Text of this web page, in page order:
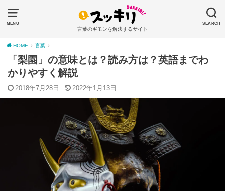
MENU SEARCH
言葉のギモンを解決するサイト
HOME 言葉
「梨園」の意味とは？読み方は？英語までわ
かりやすく解説
2018年7月28日 2022年1月13日